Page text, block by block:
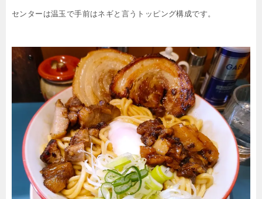
センターは温玉で手前はネギと言うトッピング構成です。